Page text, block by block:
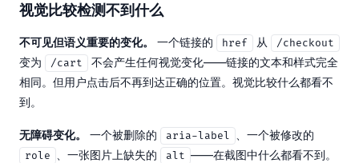
视觉比较检测不到什么
不可见但语义重要的变化。 一个链接的 href 从 /checkout
变为 /cart
不会产生任何视觉变化——链接的文本和样式完全
相同。但用户点击后不再到达正确的位置。视觉比较什么都看不
到。
无障碍变化。 一个被删除的 aria-label 、一个被修改的
role 、一张图片上缺失的 alt ——在截图中什么都看不到。